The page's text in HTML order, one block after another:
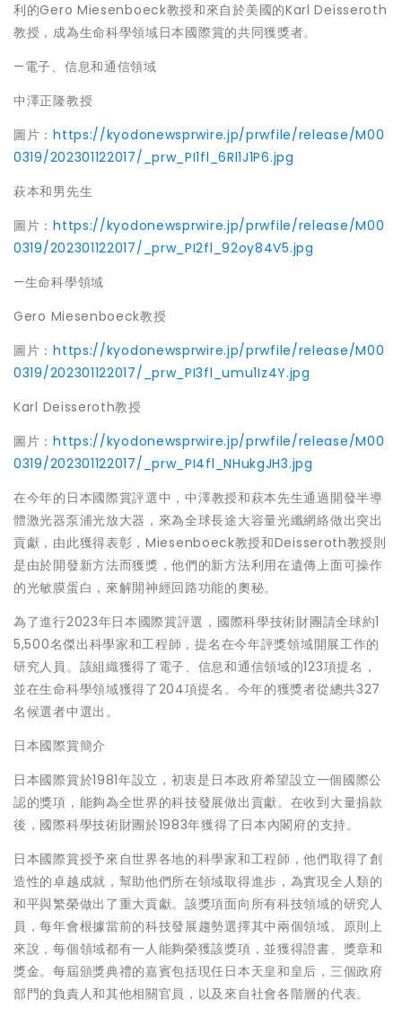
利的Gero Miesenboeck教授和來自於美國的Karl Deisseroth
教授 ，成為生命科學領域日本國際賞的共同獲獎者。
—電子、信息和通信領域
中澤正隆教授
圖片：https://kyodonewsprwire.jp/prwfile/release/M00
0319/202301122017/_prw_PI1fl_6Rl1J1P6.jpg
萩本和男 先生
圖片：https://kyodonewsprwire.jp/prwfile/release/M00
0319/202301122017/_prw_PI2fl_92oy84V5.jpg
—生命科學領域
Gero Miesenboeck教授
圖片：https://kyodonewsprwire.jp/prwfile/release/M00
0319/202301122017/_prw_PI3fl_umu1Iz4Y.jpg
Karl Deisseroth教授
圖片：https://kyodonewsprwire.jp/prwfile/release/M00
0319/202301122017/_prw_PI4fl_NHukgJH3.jpg
在今年的日本國際賞評選中，中澤教授和萩本先生通過開發半導
體激光器泵浦光放大器，來為全球長途大容量光纖網絡做出突出
貢獻，由此獲得表彰， Miesenboeck教授和Deisseroth教授則
是由於開發新方法而獲獎，他們的新方法利用在遺傳上面可操作
的光敏膜蛋白，來解開神經回路功能的奧秘。
為了進行2023年日本國際賞評選，國際科學技術財團請全球約1
5,500名傑出科學家和工程師，提名在今年評獎領域開展工作的
研究人員。該組織獲得了電子、信息和通信領域的123項提名，
並在生命科學領域獲得了204項提名。今年的獲獎者從總共327
名候選者中選出。
日本國際賞簡介
日本國際賞於1981年設立，初衷是日本政府希望設立一個國際公
認的獎項，能夠為全世界的科技發展做出貢獻。在收到大量捐款
後，國際科學技術財團於1983年獲得了日本內閣府的支持。
日本國際賞授予來自世界各地的科學家和工程師，他們取得了創
造性的卓越成就，幫助他們所在領域取得進步，為實現全人類的
和平與繁榮做出了重大貢獻。該獎項面向所有科技領域的研究人
員，每年會根據當前的科技發展趨勢選擇其中兩個領域。原則上
來說，每個領域都有一人能夠榮獲該獎項，並獲得證書、獎章和
獎金。每屆頒獎典禮的嘉賓包括現任日本天皇和皇后，三個政府
部門的負責人和其他相關官員，以及來自社會各階層的代表。